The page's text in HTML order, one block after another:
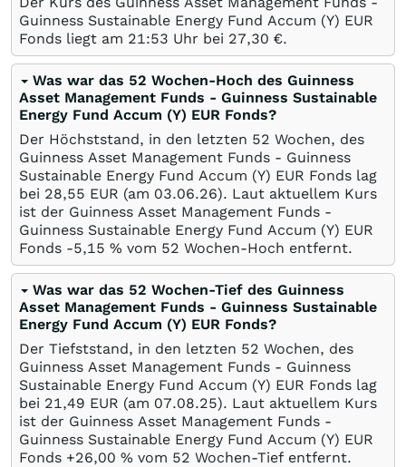
Guinness Sustainable Energy Fund Accum (Y) EUR
Fonds liegt am 21:53 Uhr bei 27,30 €.
Was war das 52 Wochen-Hoch des Guinness
Asset Management Funds - Guinness Sustainable
Energy Fund Accum (Y) EUR Fonds?
Der Höchststand, in den letzten 52 Wochen, des
Guinness Asset Management Funds - Guinness
Sustainable Energy Fund Accum (Y) EUR Fonds lag
bei 28,55 EUR (am 03.06.26). Laut aktuellem Kurs
ist der Guinness Asset Management Funds -
Guinness Sustainable Energy Fund Accum (Y) EUR
Fonds -5,15 % vom 52 Wochen-Hoch entfernt.
Was war das 52 Wochen-Tief des Guinness
Asset Management Funds - Guinness Sustainable
Energy Fund Accum (Y) EUR Fonds?
Der Tiefststand, in den letzten 52 Wochen, des
Guinness Asset Management Funds - Guinness
Sustainable Energy Fund Accum (Y) EUR Fonds lag
bei 21,49 EUR (am 07.08.25). Laut aktuellem Kurs
ist der Guinness Asset Management Funds -
Guinness Sustainable Energy Fund Accum (Y) EUR
Fonds +26,00 % vom 52 Wochen-Tief entfernt.